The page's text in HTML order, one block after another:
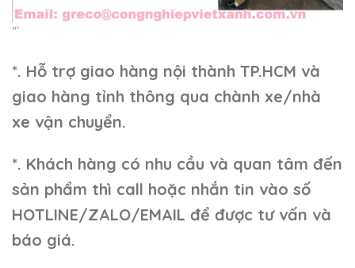
“`
*. Hỗ trợ giao hàng nội thành TP.HCM và
giao hàng tỉnh thông qua chành xe/nhà
xe vận chuyển.
*. Khách hàng có nhu cầu và quan tâm đến
sản phẩm thì call hoặc nhắn tin vào số
HOTLINE/ZALO/EMAIL để được tư vấn và
báo giá.